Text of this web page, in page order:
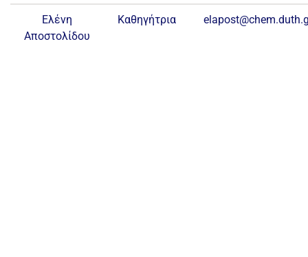
Ελένη
Αποστολίδου
Καθηγήτρια